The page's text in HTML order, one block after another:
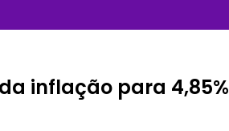
inflação para 4,85%